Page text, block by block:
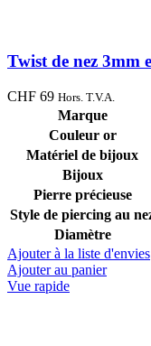
Twist de nez 3mm
CHF 69 Hors. T.V.A.
Marque
Couleur or
Matériel de bijoux
Bijoux
Pierre précieuse
Style de piercing au
Diamètre
Ajouter à la liste d'envies
Ajouter au panier
Vue rapide